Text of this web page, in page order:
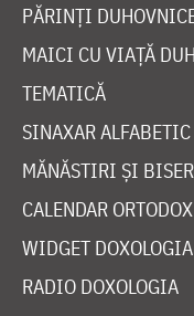
PĂRINȚI
MAICI CU VIAȚĂ
TEMATICĂ
SINAXAR ALFABETIC
MĂNĂSTIRI ȘI
CALENDAR ORTODOX
WIDGET DOXOLOGIA
RADIO DOXOLOGIA